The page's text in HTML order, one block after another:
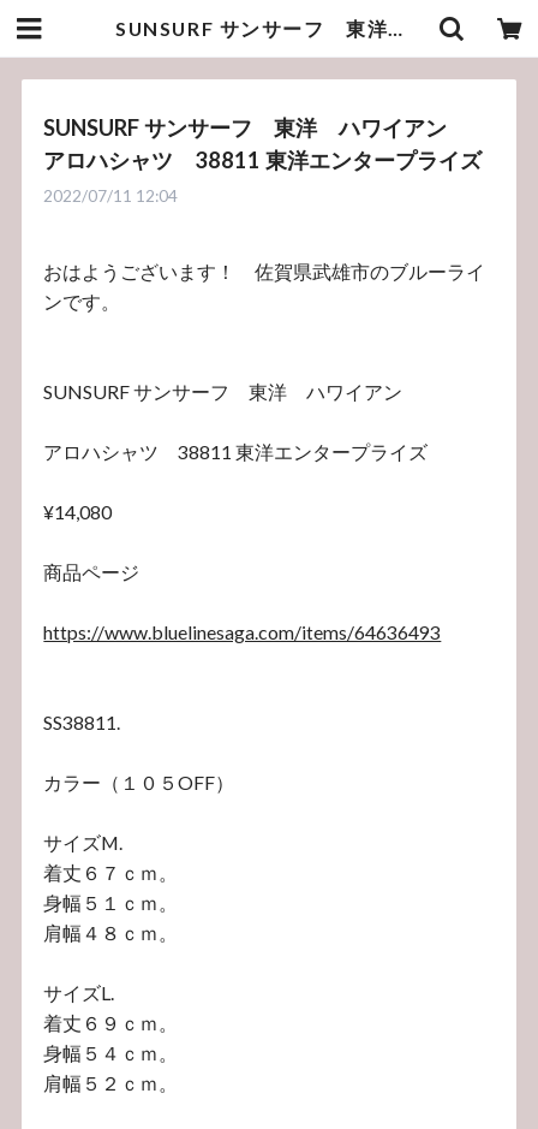
SUNSURF サンサーフ 東洋 ハワイアン アロハシャツ 38811 東洋エンタープライズ | bluelineshop
SUNSURF サンサーフ 東洋 ハワイアン
アロハシャツ 38811 東洋エンタープライズ
2022/07/11 12:04
おはようございます！ 佐賀県武雄市のブルーライ
ンです。
SUNSURF サンサーフ 東洋 ハワイアン
アロハシャツ 38811 東洋エンタープライズ
¥14,080
商品ページ
https://www.bluelinesaga.com/items/64636493
SS38811.
カラー（１０５OFF）
サイズM.
着丈６７ｃｍ。
身幅５１ｃｍ。
肩幅４８ｃｍ。
サイズL.
着丈６９ｃｍ。
身幅５４ｃｍ。
肩幅５２ｃｍ。